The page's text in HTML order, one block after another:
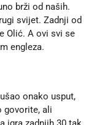
brži od naših.
svijet. Zadnji od
Olić. A ovi svi se
engleza.
onako usput,
govorite, ali